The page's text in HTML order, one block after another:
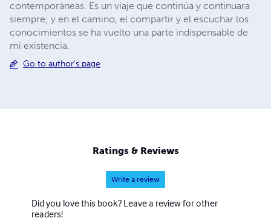
contemporáneas. Es un viaje que continúa y continuara
siempre; y en el camino, el compartir y el escuchar los
conocimientos se ha vuelto una parte indispensable de
mi existencia.
Go to author's page
Ratings & Reviews
Write a review
Did you love this book? Leave a review for other
readers!